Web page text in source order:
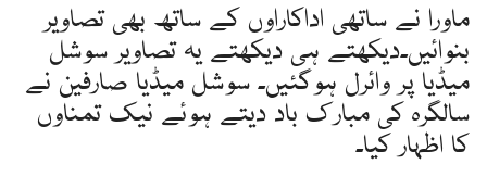
ماورا نے ساتھی اداکاراوں کے ساتھ بھی تصاویر
بنوائیں۔دیکھتے ہی دیکھتے یہ تصاویر سوشل
میڈیا پر وائرل ہوگئیں۔ سوشل میڈیا صارفین نے
سالگرہ کی مبارک باد دیتے ہوئے نیک تمناوں
کا اظہار کیا۔